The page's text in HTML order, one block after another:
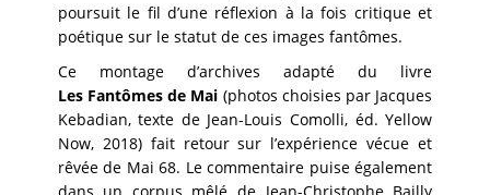
poursuit le fil d’une réflexion à la fois critique et
poétique sur le statut de ces images fantômes.
Ce montage d’archives adapté du livre
Les Fantômes de Mai (photos choisies par Jacques
Kebadian, texte de Jean-Louis Comolli, éd. Yellow
Now, 2018) fait retour sur l’expérience vécue et
rêvée de Mai 68. Le commentaire puise également